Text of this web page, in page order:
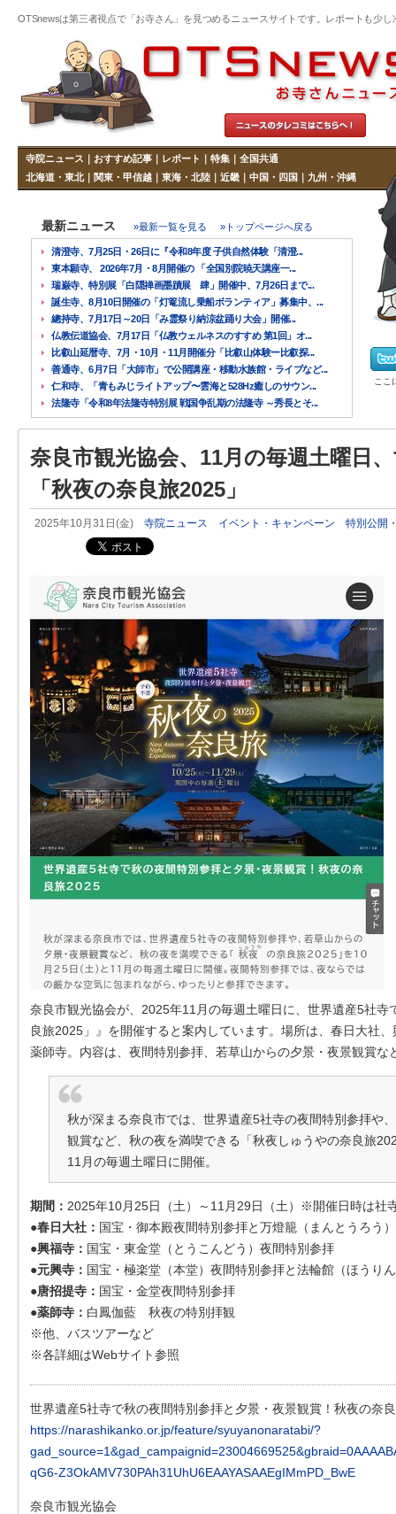
OTSnewsは第三者視点で「お寺さん」を見つめるニュースサイトです。レポートも少し
寺院ニュース ｜ おすすめ記事 ｜ レポート ｜ 特集 ｜ 全国共通
北海道・東北｜ 関東・甲信越 ｜ 東海・北陸 ｜ 近畿 ｜ 中国・四国 ｜ 九州・沖縄
最新ニュース »最新一覧を見る »トップページへ戻る
清澄寺、7月25日・26日に『令和8年度 子供自然体験「清澄...
東本願寺、 2026年7月・8月開催の 「全国別院暁天講座一...
瑞巌寺、特別展「白隠禅画墨蹟展 肆」開催中、7月26日まで...
誕生寺、8月10日開催の「灯篭流し乗船ボランティア」募集中、...
總持寺、7月17日～20日「み霊祭り納涼盆踊り大会」開催...
仏教伝道協会、7月17日「仏教ウェルネスのすすめ 第1回」オ...
比叡山延暦寺、7月・10月・11月開催分「比叡山体験ー比叡探...
善通寺、6月7日「大師市」で公開講座・移動水族館・ライブなど...
仁和寺、「青もみじライトアップ〜雲海と528Hz癒しのサウン...
法隆寺「令和8年法隆寺特別展 戦国争乱期の法隆寺 ～秀長とそ...
ここ
奈良市観光協会、11月の毎週土曜日
「秋夜の奈良旅2025」
2025年10月31日(金) 寺院ニュース イベント・キャンペーン 特別公開
奈良市観光協会が、2025年11月の毎週土曜日に、世界遺産5社寺
良旅2025」』を開催すると案内しています。場所は、春日大社
薬師寺。内容は、夜間特別参拝、若草山からの夕景・夜景観賞な
秋が深まる奈良市では、世界遺産5社寺の夜間特別参拝や
観賞など、秋の夜を満喫できる「秋夜しゅうやの奈良旅
11月の毎週土曜日に開催。
期間： 2025年10月25日（土）～11月29日（土）※開催日時は社
●春日大社： 国宝・御本殿夜間特別参拝と万燈籠（まんとうろう
●興福寺： 国宝・東金堂（とうこんどう）夜間特別参拝
●元興寺： 国宝・極楽堂（本堂）夜間特別参拝と法輪館（ほうり
●唐招提寺： 国宝・金堂夜間特別参拝
●薬師寺： 白鳳伽藍 秋夜の特別拝観
※他、バスツアーなど
※各詳細はWebサイト参照
世界遺産5社寺で秋の夜間特別参拝と夕景・夜景観賞！秋夜の奈
https://narashikanko.or.jp/feature/syuyanonaratabi/?
qG6-Z3OkAMV730PAh31UhU6EAAYASAAEgIMmPD_BwE
奈良市観光協会